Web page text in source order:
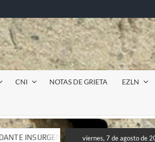
CNI NOTAS DE GRIETA EZLN
LUIS DE TAVIRA
Incursión militar
viernes, 7 de agosto de